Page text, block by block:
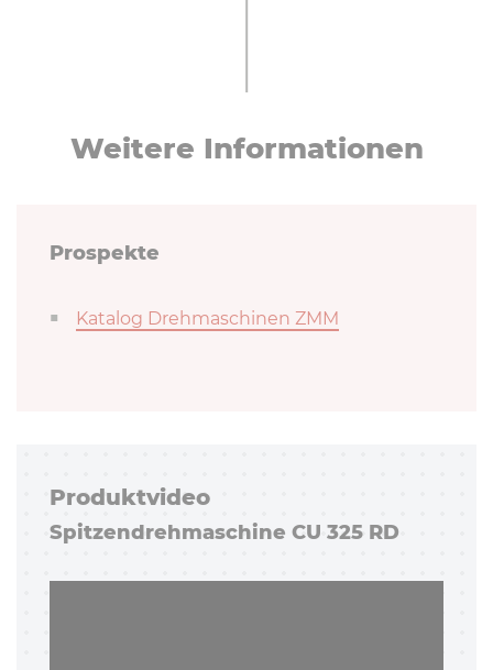
Weitere In­for­ma­tio­nen
Prospekte
Katalog Drehmaschinen ZMM
Pro­dukt­vi­deo
Spit­zen­dreh­ma­schi­ne CU 325 RD